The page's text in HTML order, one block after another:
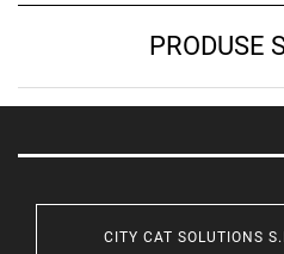
PRODUSE
CITY CAT SOLUTIONS